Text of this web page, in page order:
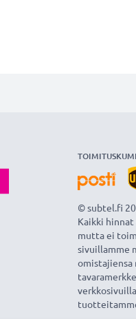
© subtel.fi
Kaikki
mutta ei
sivuillamme